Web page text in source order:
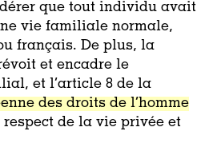
que tout individu avait
vie familiale normale,
français. De plus, la
et encadre le
et l’article 8 de la
des droits de l’homme
de la vie privée et